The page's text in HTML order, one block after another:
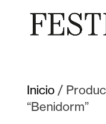
Inicio/
“Benidorm”